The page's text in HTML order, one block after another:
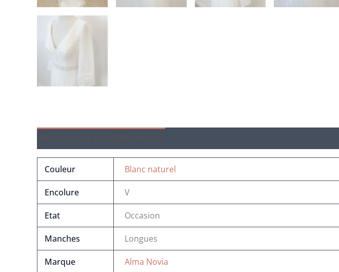
Couleur Blanc naturel
Encolure V
Etat Occasion
Manches Longues
Marque Alma Novia